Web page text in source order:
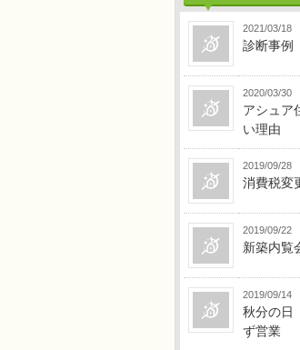
2021/03/18
診断事例
2020/03/30
アシュア
い理由
2019/09/28
消費税変
2019/09/22
新築内覧
2019/09/14
秋分の日
ず営業